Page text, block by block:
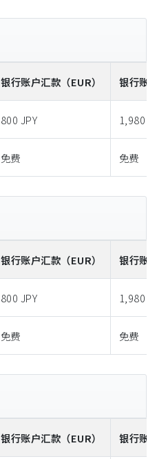
银行账户汇款 （EUR） 银行账
800 JPY 1,980
免费 免费
银行账户汇款 （EUR） 银行账
800 JPY 1,980
免费 免费
银行账户汇款 （EUR） 银行账